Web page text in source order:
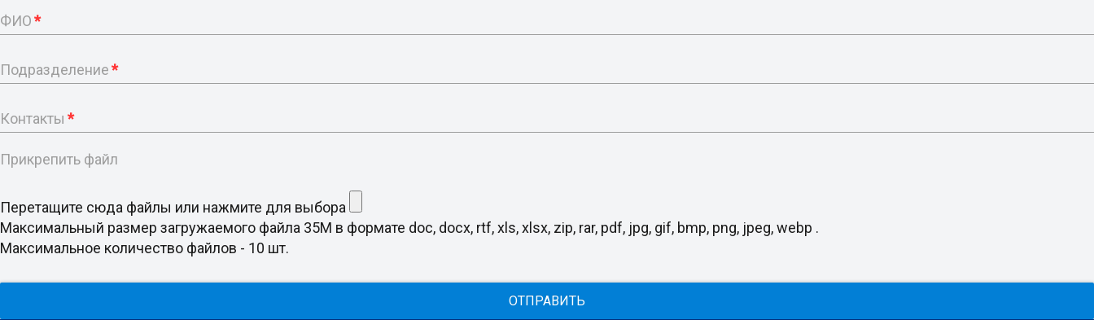
ФИО*
Подразделение*
Контакты *
Прикрепить файл
Перетащите сюда файлы или нажмите для выбора
Максимальный размер загружаемого файла 35M в формате doc, docx, rtf, xls, xlsx, zip, rar, pdf, jpg, gif, bmp, png, jpeg, webp .
Максимальное количество файлов - 10 шт.
ОТПРАВИТЬ